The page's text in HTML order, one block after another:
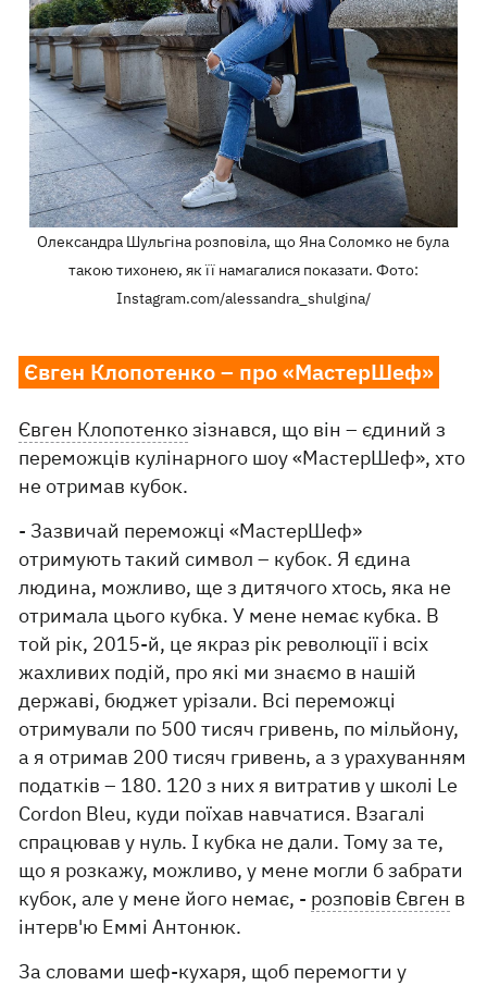
Олександра Шульгіна розповіла, що Яна Соломко не була
такою тихонею, як її намагалися показати. Фото:
Instagram.com/alessandra_shulgina/
Євген Клопотенко – про «МастерШеф»
Євген Клопотенкозізнався, що він – єдиний з
переможців кулінарного шоу «МастерШеф», хто
не отримав кубок.
- Зазвичай переможці «МастерШеф»
отримують такий символ – кубок. Я єдина
людина, можливо, ще з дитячого хтось, яка не
отримала цього кубка. У мене немає кубка. В
той рік, 2015-й, це якраз рік революції і всіх
жахливих подій, про які ми знаємо в нашій
державі, бюджет урізали. Всі переможці
отримували по 500 тисяч гривень, по мільйону,
а я отримав 200 тисяч гривень, а з урахуванням
податків – 180. 120 з них я витратив у школі Le
Cordon Bleu, куди поїхав навчатися. Взагалі
спрацював у нуль. І кубка не дали. Тому за те,
що я розкажу, можливо, у мене могли б забрати
кубок, але у мене його немає, - розповів Євген в
інтерв'ю Еммі Антонюк.
За словами шеф-кухаря, щоб перемогти у